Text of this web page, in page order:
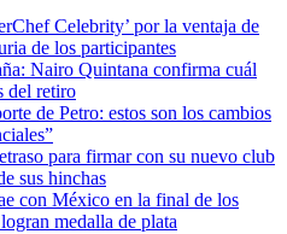
Celebrity’ por la ventaja de
de los participantes
Nairo Quintana confirma cuál
del retiro
de Petro: estos son los cambios
para firmar con su nuevo club
sus hinchas
con México en la final de los
medalla de plata